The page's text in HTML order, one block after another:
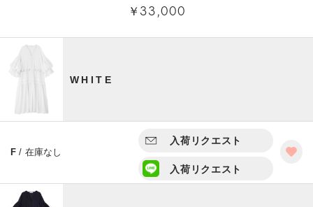
￥33,000
WHITE
F / 在庫なし
入荷リクエスト
入荷リクエスト